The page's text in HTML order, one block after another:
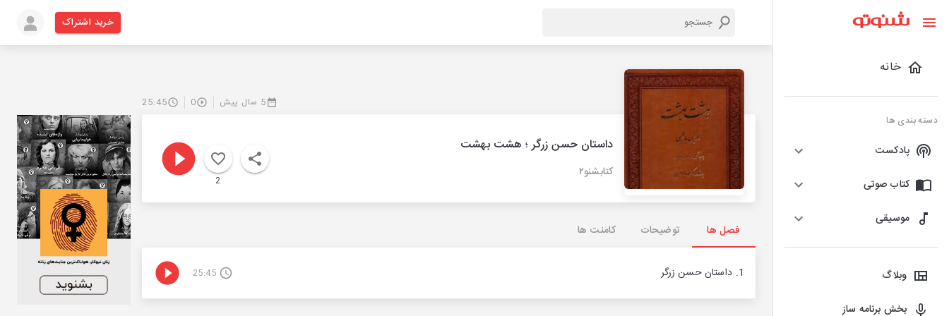
خانه
دسته بندی ها
پادکست
کتاب صوتی
موسیقی
وبلاگ
بخش برنامه ساز
خرید اشتراک
5 سال پیش 0
25:45
داستان حسن زرگر ؛ هشت بهشت
کتابشنو۲
2
فصل ها توضیحات کامنت ها
1. داستان حسن زرگر 25:45